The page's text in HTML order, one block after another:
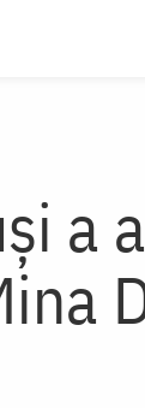
a